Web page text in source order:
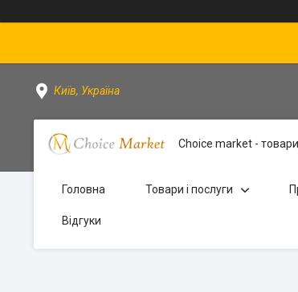
Київ, Україна
Choice market -
Головна Товари і послуги
Відгуки